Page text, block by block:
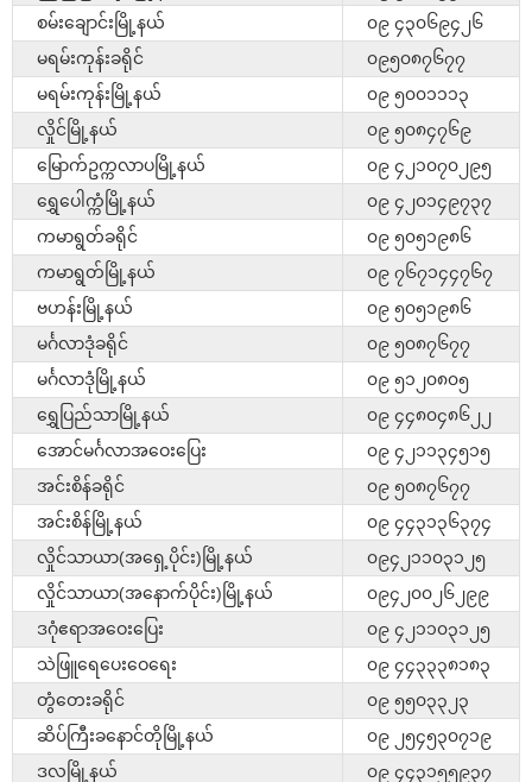
စမ်းချောင်းမြို့နယ်
၀၉ ၄၃၀၆၉၄၂၆
မရမ်းကုန်းခရိုင်
၀၉၅၀၈၇၆၇၇
မရမ်းကုန်းမြို့နယ်
၀၉ ၅၀၀၁၁၁၃
လှိုင်မြို့နယ်
၀၉ ၅၀၈၄၇၆၉
မြောက်ဥက္ကလာပမြို့နယ်
၀၉ ၄၂၁၀၇၀၂၉၅
ရွှေပေါက္ကံမြို့နယ်
၀၉ ၄၂၀၁၄၉၇၃၇
ကမာရွတ်ခရိုင်
၀၉ ၅၀၅၁၉၈၆
ကမာရွတ်မြို့နယ်
၀၉ ၇၆၇၁၄၄၇၆၇
ဗဟန်းမြို့နယ်
၀၉ ၅၀၅၁၉၈၆
မင်္ဂလာဒုံခရိုင်
၀၉ ၅၀၈၇၆၇၇
မင်္ဂလာဒုံမြို့နယ်
၀၉ ၅၁၂၀၈၀၅
ရွှေပြည်သာမြို့နယ်
၀၉ ၄၄၈၀၄၈၆၂၂
အောင်မင်္ဂလာအဝေးပြေး
၀၉ ၄၂၁၁၃၄၅၁၅
အင်းစိန်ခရိုင်
၀၉ ၅၀၈၇၆၇၇
အင်းစိန်မြို့နယ်
၀၉ ၄၄၃၁၃၆၃၇၄
လှိုင်သာယာ(အရှေ့ပိုင်း)မြို့နယ်
၀၉၄၂၁၁၀၃၁၂၅
လှိုင်သာယာ(အနောက်ပိုင်း)မြို့နယ်
၀၉၄၂၀၀၂၆၂၉၉
ဒဂုံဧရာအဝေးပြေး
၀၉ ၄၂၁၁၀၃၁၂၅
သဲဖြူရေပေးဝေရေး
၀၉ ၄၄၃၃၃၈၁၈၃
တွံတေးခရိုင်
၀၉ ၅၅၀၃၃၂၃
ဆိပ်ကြီးခနောင်တိုမြို့နယ်
၀၉ ၂၅၄၅၃၀၇၁၉
ဒလမြို့နယ်
၀၉ ၄၄၃၁၅၅၉၃၇